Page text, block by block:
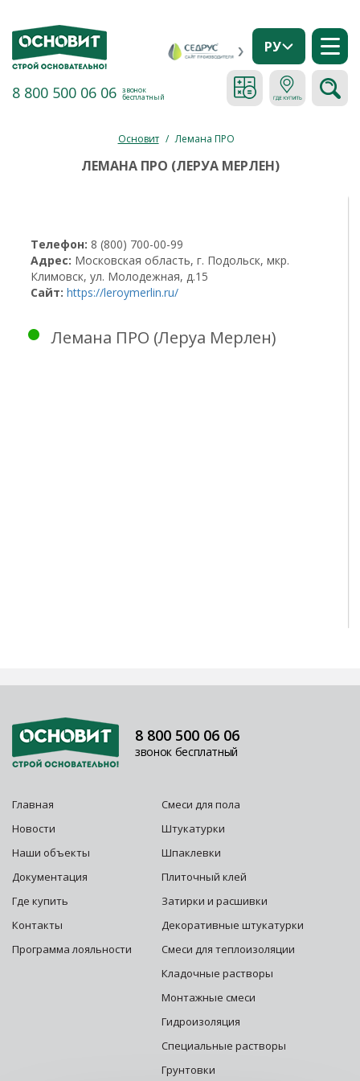
8 800 500 06 06 звонок
бесплатный
РУ
Основит / Лемана ПРО
ЛЕМАНА ПРО (ЛЕРУА МЕРЛЕН)
Телефон: 8 (800) 700-00-99
Адрес: Московская область, г. Подольск, мкр.
Климовск, ул. Молодежная, д.15
Сайт: https://leroymerlin.ru/
Лемана ПРО (Леруа Мерлен)
Главная
Новости
Наши объекты
Документация
Где купить
Контакты
Программа лояльности
Смеси для пола
Штукатурки
Шпаклевки
Плиточный клей
Затирки и расшивки
Декоративные штукатурки
Смеси для теплоизоляции
Кладочные растворы
Монтажные смеси
Гидроизоляция
Специальные растворы
Грунтовки
8 800 500 06 06
звонок бесплатный